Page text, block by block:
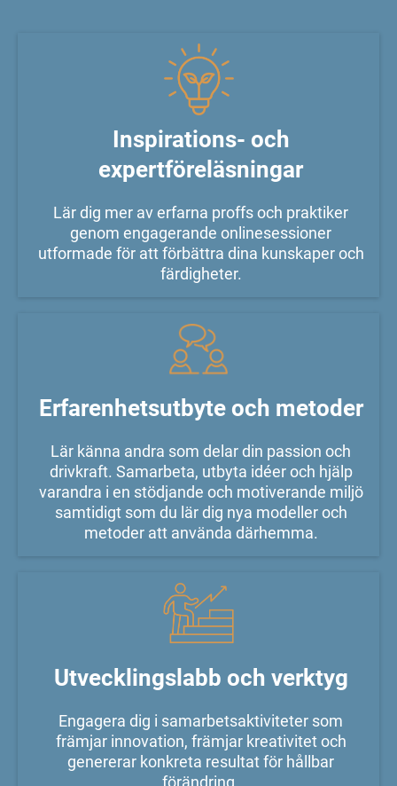
Inspirations- och
expertföreläsningar
Lär dig mer av erfarna proffs och praktiker
genom engagerande onlinesessioner
utformade för att förbättra dina kunskaper och
färdigheter.
Erfarenhetsutbyte och metoder
Lär känna andra som delar din passion och
drivkraft. Samarbeta, utbyta idéer och hjälp
varandra i en stödjande och motiverande miljö
samtidigt som du lär dig nya modeller och
metoder att använda därhemma.
Utvecklingslabb och verktyg
Engagera dig i samarbetsaktiviteter som
främjar innovation, främjar kreativitet och
genererar konkreta resultat för hållbar
förändring.